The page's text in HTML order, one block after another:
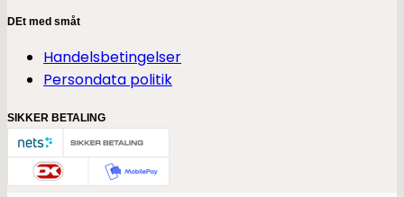
DEt med småt
Handelsbetingelser
Persondata politik
SIKKER BETALING